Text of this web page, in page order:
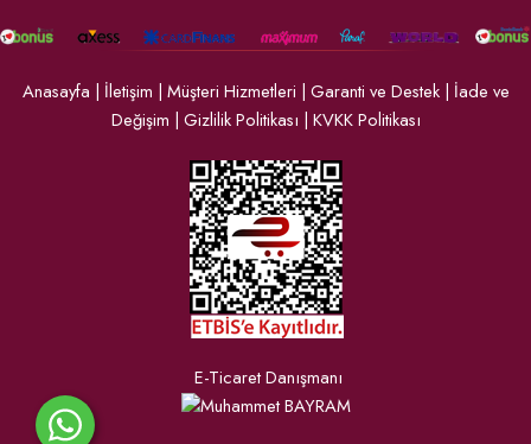
Anasayfa | İletişim | Müşteri Hizmetleri | Garanti ve Destek| İade ve
Değişim | Gizlilik Politikası | KVKK Politikası
E-Ticaret Danışmanı